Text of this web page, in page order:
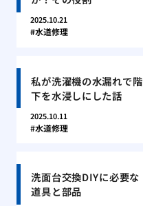
2025.10.21
水道修理
私が洗濯機の水漏れで階
下を水浸しにした話
2025.10.11
水道修理
洗面台交換DIYに必要な
道具と部品